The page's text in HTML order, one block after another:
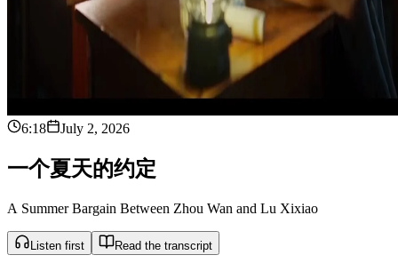
6:18 July 2, 2026
一个夏天的约定
A Summer Bargain Between Zhou Wan and Lu Xixiao
Listen first Read the transcript